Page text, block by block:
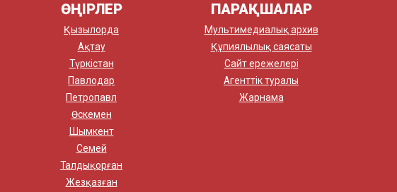
ӨҢІРЛЕР
Қызылорда
Ақтау
Түркістан
Павлодар
Петропавл
Өскемен
Шымкент
Семей
Талдықорған
Жезқазған
ПАРАҚШАЛАР
Мультимедиалық архив
Құпиялылық саясаты
Сайт ережелері
Агенттік туралы
Жарнама